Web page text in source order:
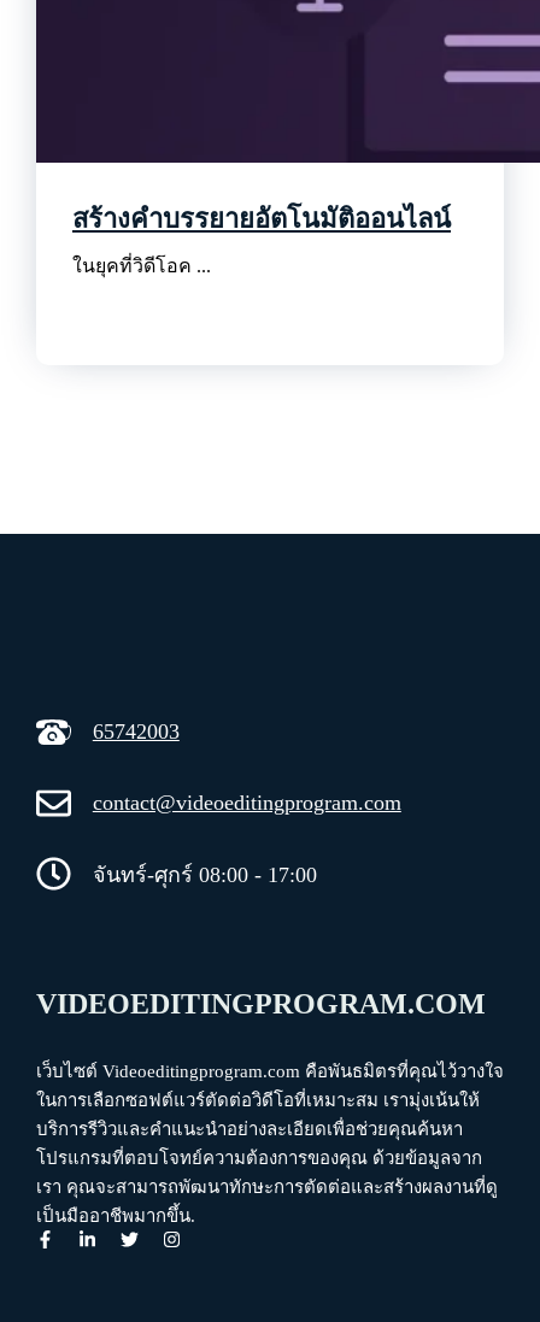
สร้างคำบรรยายอัตโนมัติออนไลน์
ในยุคที่วิดีโอค ...
65742003
contact@videoeditingprogram.com
จันทร์-ศุกร์ 08:00 - 17:00
VIDEOEDITINGPROGRAM.COM
เว็บไซต์ Videoeditingprogram.com คือพันธมิตรที่คุณไว้วางใจ
ในการเลือกซอฟต์แวร์ตัดต่อวิดีโอที่เหมาะสม เรามุ่งเน้นให้
บริการรีวิวและคำแนะนำอย่างละเอียดเพื่อช่วยคุณค้นหา
โปรแกรมที่ตอบโจทย์ความต้องการของคุณ ด้วยข้อมูลจาก
เรา คุณจะสามารถพัฒนาทักษะการตัดต่อและสร้างผลงานที่ดู
เป็นมืออาชีพมากขึ้น.